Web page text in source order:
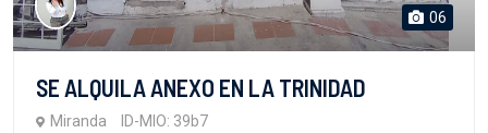
06
SE ALQUILA ANEXO EN LA TRINIDAD
Miranda ID-MIO: 39b7